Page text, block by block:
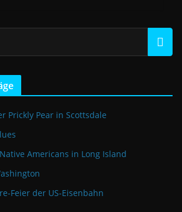
Prickly Pear in Scottsdale
Americans in Long Island
Feier der US-Eisenbahn